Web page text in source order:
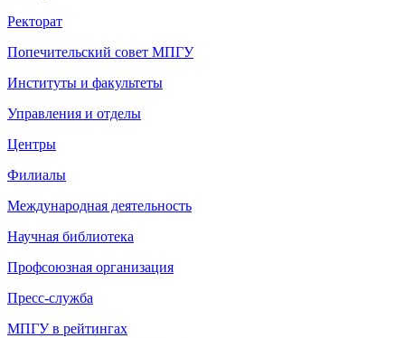
Ректорат
Попечительский совет МПГУ
Институты и факультеты
Управления и отделы
Центры
Филиалы
Международная деятельность
Научная библиотека
Профсоюзная организация
Пресс-служба
МПГУ в рейтингах